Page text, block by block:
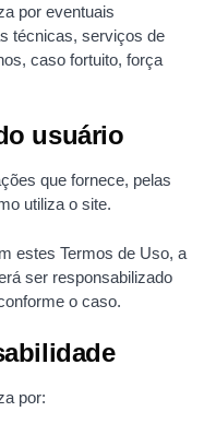
por eventuais
técnicas, serviços de
caso fortuito, força
usuário
que fornece, pelas
utiliza o site.
estes Termos de Uso, a
ser responsabilizado
o caso.
por: